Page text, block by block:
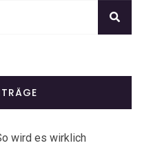
wird es wirklich